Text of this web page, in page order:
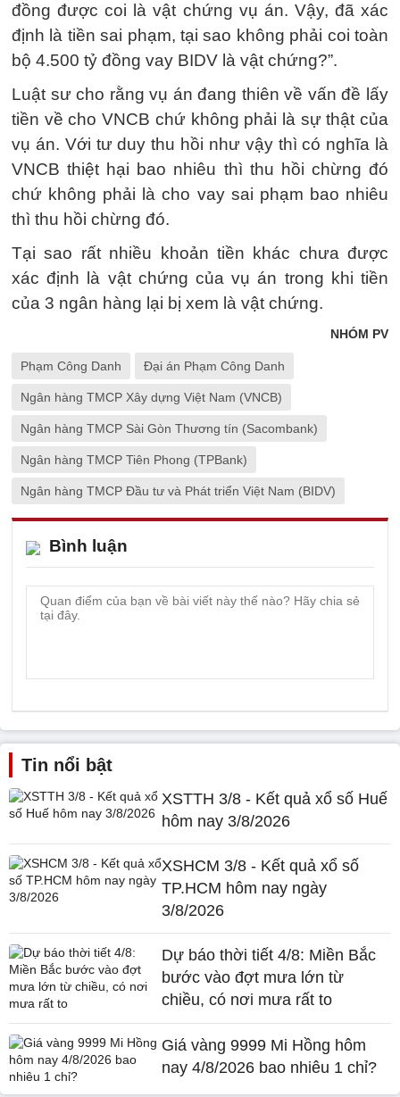
đồng được coi là vật chứng vụ án. Vậy, đã xác
định là tiền sai phạm, tại sao không phải coi toàn
bộ 4.500 tỷ đồng vay BIDV là vật chứng?”.
Luật sư cho rằng vụ án đang thiên về vấn đề lấy
tiền về cho VNCB chứ không phải là sự thật của
vụ án. Với tư duy thu hồi như vậy thì có nghĩa là
VNCB thiệt hại bao nhiêu thì thu hồi chừng đó
chứ không phải là cho vay sai phạm bao nhiêu
thì thu hồi chừng đó.
Tại sao rất nhiều khoản tiền khác chưa được
xác định là vật chứng của vụ án trong khi tiền
của 3 ngân hàng lại bị xem là vật chứng.
NHÓM PV
Phạm Công Danh Đại án Phạm Công Danh
Ngân hàng TMCP Xây dựng Việt Nam (VNCB)
Ngân hàng TMCP Sài Gòn Thương tín (Sacombank)
Ngân hàng TMCP Tiên Phong (TPBank)
Ngân hàng TMCP Đầu tư và Phát triển Việt Nam (BIDV)
Bình luận
Tin nổi bật
XSTTH 3/8 - Kết quả xổ số Huế
hôm nay 3/8/2026
XSHCM 3/8 - Kết quả xổ số
TP.HCM hôm nay ngày
3/8/2026
Dự báo thời tiết 4/8: Miền Bắc
bước vào đợt mưa lớn từ
chiều, có nơi mưa rất to
Giá vàng 9999 Mi Hồng hôm
nay 4/8/2026 bao nhiêu 1 chỉ?